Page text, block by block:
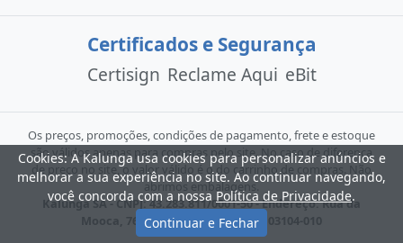
Certificados e Segurança
Certisign Reclame Aqui eBit
Os preços, promoções, condições de pagamento, frete e estoque
são válidos apenas para compras pelo site. No caso de diferença
de preço no site, o valor válido é o do carrinho de compras. Não
abrimos embalagens.
Kalunga SA - CNPJ: 43.283.811/0001-50 - Endereço: Rua da
Mooca, 766 - São Paulo - SP - CEP: 03104-010
Cookies: A Kalunga usa cookies para personalizar anúncios e
melhorar a sua experiência no site. Ao continuar navegando,
você concorda com a nossa Política de Privacidade.
Continuar e Fechar